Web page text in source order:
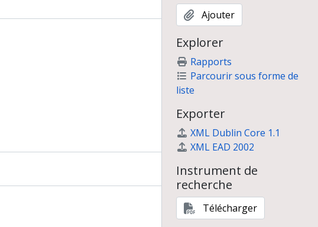
premiers articles et premières communications
Louvre, Paris
Ajouter
Explorer
Rapports
Parcourir sous forme de
liste
Exporter
XML Dublin Core 1.1
XML EAD 2002
Instrument de
recherche
Télécharger